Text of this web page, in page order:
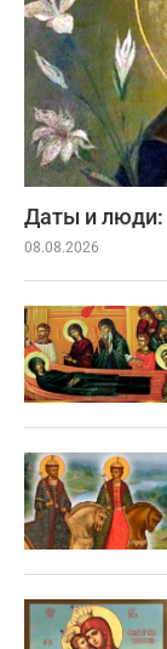
Даты и люди:
08.08.2026